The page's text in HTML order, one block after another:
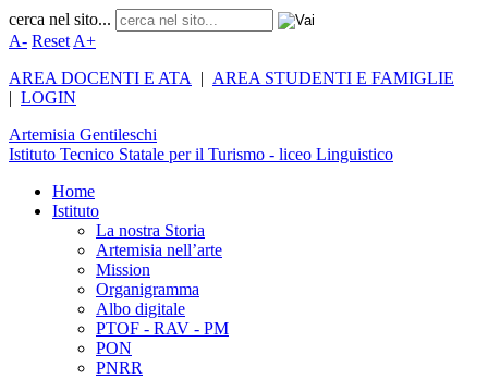
cerca nel sito...
A- Reset A+
AREA DOCENTI E ATA
| AREA STUDENTI E FAMIGLIE
| LOGIN
Artemisia Gentileschi
Istituto Tecnico Statale per il Turismo - liceo Linguistico
Home
Istituto
La nostra Storia
Artemisia nell’arte
Mission
Organigramma
Albo digitale
PTOF - RAV - PM
PON
PNRR